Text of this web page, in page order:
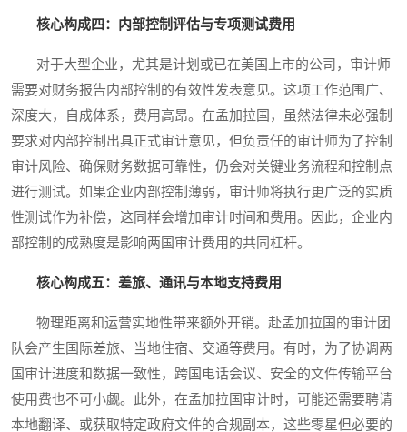
核心构成四：内部控制评估与专项测试费用
对于大型企业，尤其是计划或已在美国上市的公司，审计师
需要对财务报告内部控制的有效性发表意见。这项工作范围广、
深度大，自成体系，费用高昂。在孟加拉国，虽然法律未必强制
要求对内部控制出具正式审计意见，但负责任的审计师为了控制
审计风险、确保财务数据可靠性，仍会对关键业务流程和控制点
进行测试。如果企业内部控制薄弱，审计师将执行更广泛的实质
性测试作为补偿，这同样会增加审计时间和费用。因此，企业内
部控制的成熟度是影响两国审计费用的共同杠杆。
核心构成五：差旅、通讯与本地支持费用
物理距离和运营实地性带来额外开销。赴孟加拉国的审计团
队会产生国际差旅、当地住宿、交通等费用。有时，为了协调两
国审计进度和数据一致性，跨国电话会议、安全的文件传输平台
使用费也不可小觑。此外，在孟加拉国审计时，可能还需要聘请
本地翻译、或获取特定政府文件的合规副本，这些零星但必要的